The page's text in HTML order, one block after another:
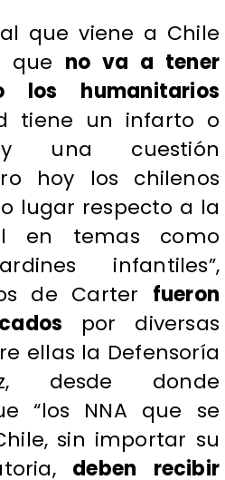
que viene a Chile
que no va a tener
los humanitarios
tiene un infarto o
una cuestión
hoy los chilenos
lugar respecto a la
en temas como
infantiles”,
de Carter fueron
por diversas
ellas la Defensoría
desde donde
“los NNA que se
sin importar su
deben recibir